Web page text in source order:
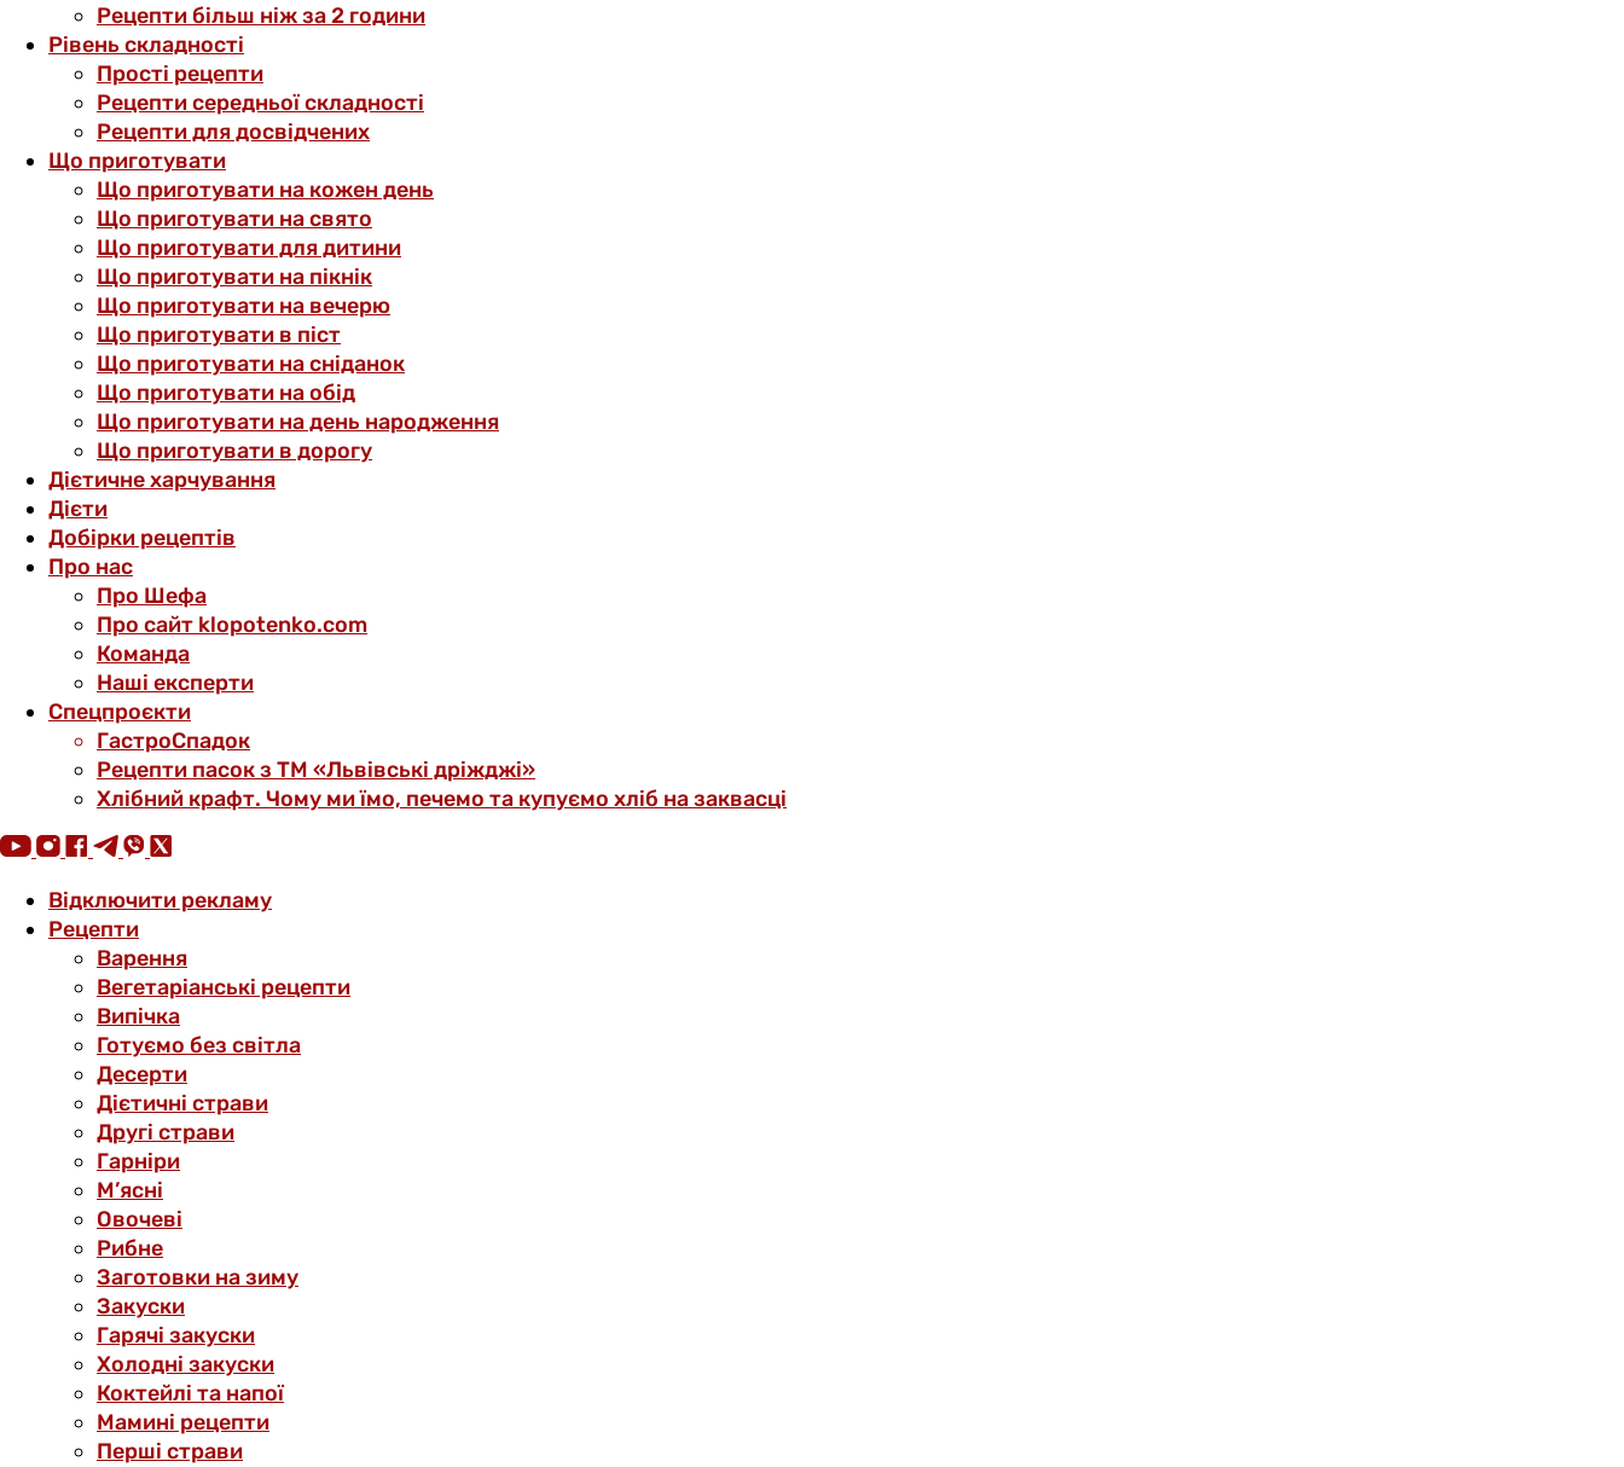
Рецепти більш ніж за 2 години
Рівень складності
Прості рецепти
Рецепти середньої складності
Рецепти для досвідчених
Що приготувати
Що приготувати на кожен день
Що приготувати на свято
Що приготувати для дитини
Що приготувати на пікнік
Що приготувати на вечерю
Що приготувати в піст
Що приготувати на сніданок
Що приготувати на обід
Що приготувати на день народження
Що приготувати в дорогу
Дієтичне харчування
Дієти
Добірки рецептів
Про нас
Про Шефа
Про сайт klopotenko.com
Команда
Наші експерти
Спецпроєкти
ГастроСпадок
Рецепти пасок з ТМ «Львівські дріжджі»
Хлібний крафт. Чому ми їмо, печемо та купуємо хліб на заквасці
Відключити рекламу
Рецепти
Варення
Вегетаріанські рецепти
Випічка
Готуємо без світла
Десерти
Дієтичні страви
Другі страви
Гарніри
М’ясні
Овочеві
Рибне
Заготовки на зиму
Закуски
Гарячі закуски
Холодні закуски
Коктейлі та напої
Мамині рецепти
Перші страви